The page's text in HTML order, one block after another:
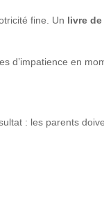
fine. Un livre
d’impatience en
: les parents